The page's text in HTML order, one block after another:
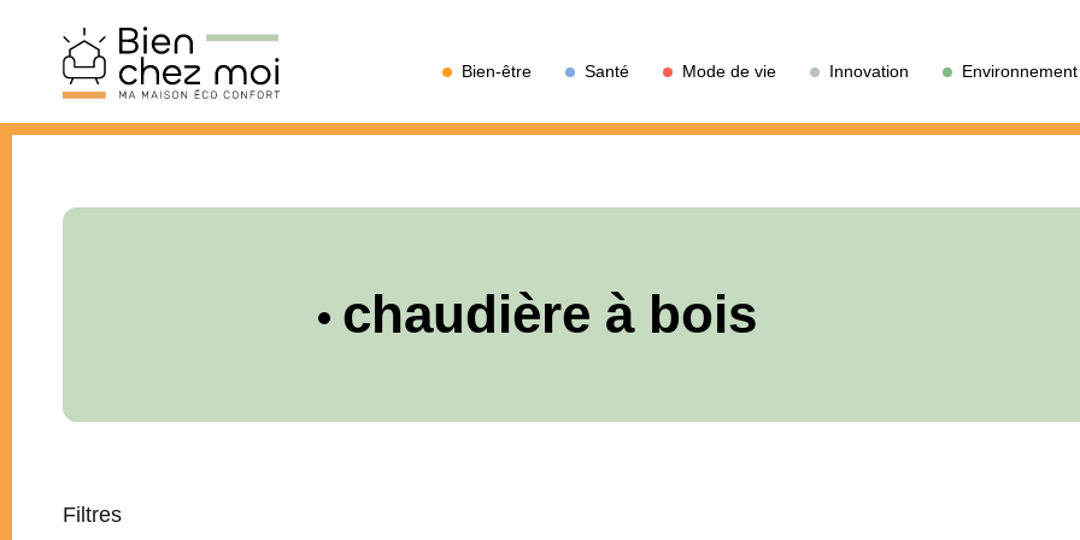
Bien-être Santé Mode de vie Innovation Environnement
chaudière à bois
Filtres